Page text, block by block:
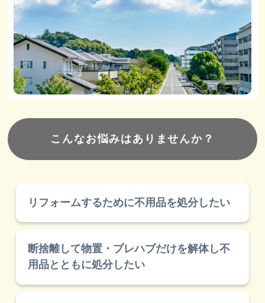
こ んなお悩みはあ り ませんか ？
リフォームするために不用品を処分したい
断捨離して物置・プレハブだけを解体し不
用品とともに処分したい